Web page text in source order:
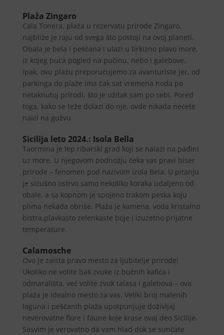
Plaža Zingaro
Cala Tonera, plaža u rezervatu prirode Zingaro,
najbliže je raju od svega što postoji na ovoj planeti.
Obala je bela i peščana i ulazi u tirkizno plavo more,
iz kojeg puca pogled na pučinu, nebo i galebove.
Ipak, ovu plažu preporučujemo za avanturiste jer, od
parkinga do plaže ima čak sat vremena hoda po
netaknutoj prirodi, što je užitak sam po sebi. Pored
toga, kako se teže dolazi do nje, ovde nikada nećete
naići na gužvu.
Sicilija leto 2024.: Isola Bella
Taormina je lep ribarski grad koji se nalazi na padini
uz more. U njegovom podnožju čeka vas pravi biser
prirode – fenomen pod nazivom Izola Bela. U pitanju
je sićušno ostrvo samo nekoliko koraka udaljeno od
obale, a sa kopnom je spojeno trakom peska koju
plima nekada obriše. Plaža je kamena, voda kristalno
bistra,plavkasto zelenkaste boje i izuzetno prijatne
temperature.
Calamosche
Ovo je zaista pravo mesto za ljubitelje prirode!
Ukoliko ne volite baš zvuke iz bučnih kafića i
odmarališta, već volite zvuk talasa i galebova – ova
plaža je idealno mesto za vas. Veliki broj malenih
laguna i peščanih plaža upotpunjuje doživljaj
neverovatne flore i faune koje krase ovaj deo Sicilije.
Sasvim je verovatno da vam hlad dok se sunčate